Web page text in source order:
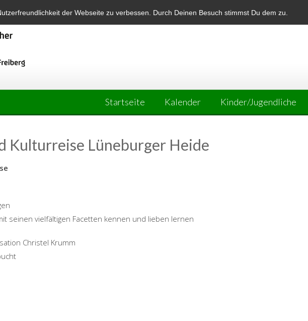
der Webseite zu verbessen. Durch Deinen Besuch stimmst Du dem zu.
Startseite Kalender Kinder/Jugendliche
Kulturreise Lüneburger Heide
seinen vielfältigen Facetten kennen und lieben lernen
Christel Krumm